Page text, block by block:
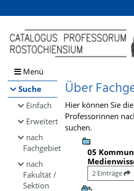
Browsen
direkt zum Inhalt
Menü
Suche
Einfach
Erweitert
nach
Fachgebiet
nach
Fakultät /
Sektion
Über
Hier können Sie
Professorinnen
suchen.
05
2 Einträge